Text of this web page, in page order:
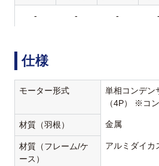
- - - -
仕様
モーター形式
単相コンデン
（4P） ※コ
材質（羽根） 金属
材質（フレーム/ケ
ース）
アルミダイカ